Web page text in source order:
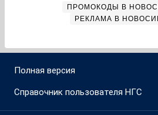
ПРОМОКОДЫ В
РЕКЛАМА В
Полная версия
Справочник пользователя НГС